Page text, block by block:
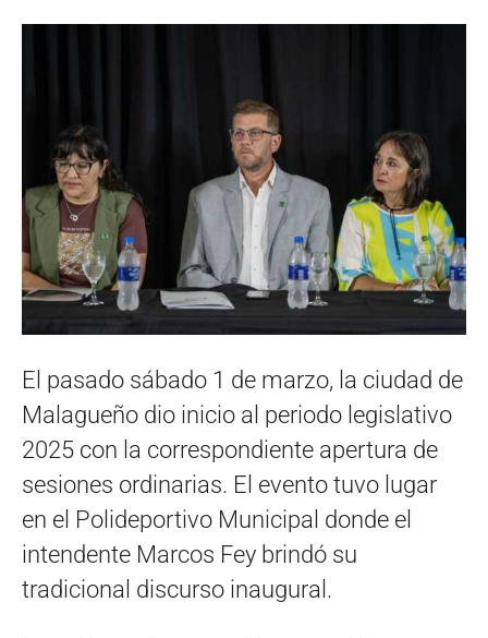
El pasado sábado 1 de marzo, la ciudad de
Malagueño dio inicio al periodo legislativo
2025 con la correspondiente apertura de
sesiones ordinarias. El evento tuvo lugar
en el Polideportivo Municipal donde el
intendente Marcos Fey brindó su
tradicional discurso inaugural.